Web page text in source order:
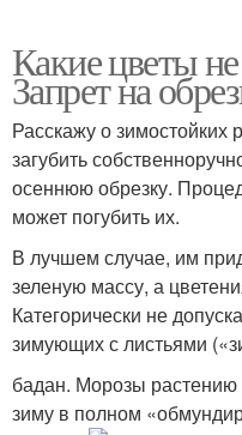
Какие цветы
Запрет на
Расскажу о зимостойких
загубить
осеннюю обрезку.
может погубить их.
В лучшем случае, им
зеленую массу, а
Категорически не
зимующих с листьями
бадан. Морозы
зиму в полном